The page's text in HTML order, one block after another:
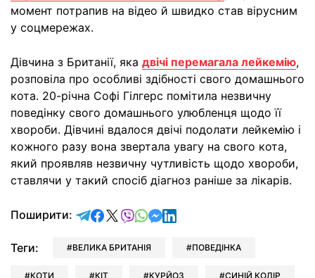
момент потрапив на відео й швидко став вірусним
у соцмережах.
Дівчина з Британії, яка двічі перемагала лейкемію,
розповіла про особливі здібності свого домашнього
кота. 20-річна Софі Гілгерс помітила незвичну
поведінку свого домашнього улюбленця щодо її
хвороби. Дівчині вдалося двічі подолати лейкемію і
кожного разу вона звертала увагу на свого кота,
який проявляв незвичну чутливість щодо хвороби,
ставлячи у такий спосіб діагноз раніше за лікарів.
Поширити: відправити у Telegram
поділитись у Facebook
поділитись у X
відправити у Viber
відправити у Whatsapp
відправити у Messenger
відправити у LinkedIn
Теги: ВЕЛИКА БРИТАНІЯ ПОВЕДІНКА
КОТИ КІТ КУРЙОЗ СИНІЙ КОЛІР